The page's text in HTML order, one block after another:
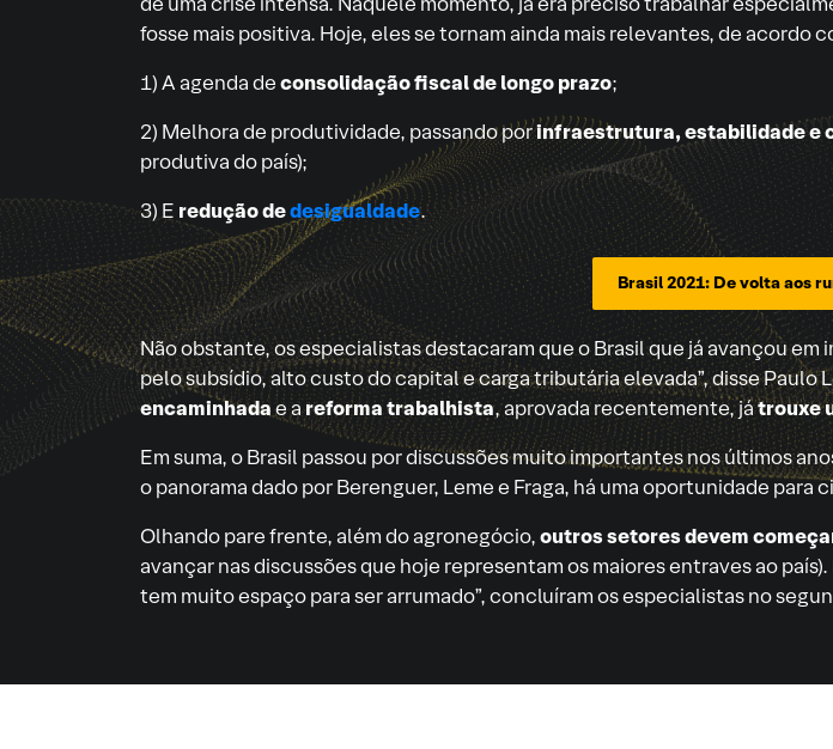
fosse mais positiva. Hoje, eles se tornam ainda mais relevantes, de acordo
1) A agenda deconsolidação fiscal de longo prazo;
2) Melhora de produtividade, passando porinfraestrutura, estabilidade e
produtiva do país);
3) E redução dedesigualdade.
Brasil 2021: De volta aos
Não obstante, os especialistas destacaram que o Brasil que já avançou
pelo subsídio, alto custo do capital e carga tributária elevada”, disse Paulo
encaminhadae areforma trabalhista, aprovada recentemente, játrouxe
Em suma, o Brasil passou por discussões muito importantes nos últimos
o panorama dado por Berenguer, Leme e Fraga, há uma oportunidade para
Olhando pare frente, além do agronegócio,outros setores devem
avançar nas discussões que hoje representam os maiores entraves ao
tem muito espaço para ser arrumado”, concluíram os especialistas no